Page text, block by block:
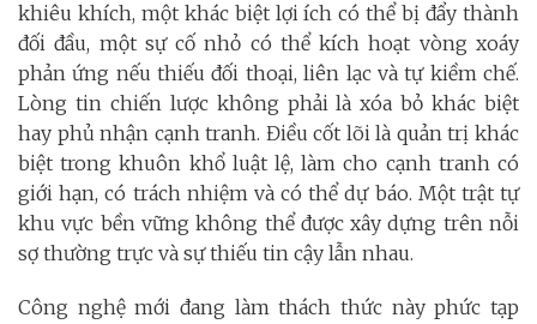
khiêu khích, một khác biệt lợi ích có thể bị đẩy thành
đối đầu, một sự cố nhỏ có thể kích hoạt vòng xoáy
phản ứng nếu thiếu đối thoại, liên lạc và tự kiềm chế.
Lòng tin chiến lược không phải là xóa bỏ khác biệt
hay phủ nhận cạnh tranh. Điều cốt lõi là quản trị khác
biệt trong khuôn khổ luật lệ, làm cho cạnh tranh có
giới hạn, có trách nhiệm và có thể dự báo. Một trật tự
khu vực bền vững không thể được xây dựng trên nỗi
sợ thường trực và sự thiếu tin cậy lẫn nhau.
Công nghệ mới đang làm thách thức này phức tạp